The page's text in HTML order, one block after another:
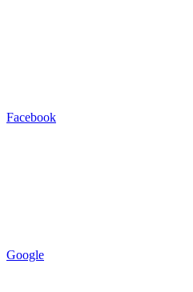
Facebook
Google